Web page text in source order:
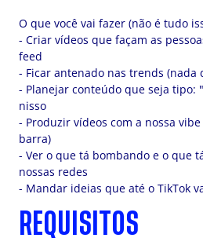
O que você vai fazer (não é tudo
- Criar vídeos que façam as
feed
- Ficar antenado nas trends (nada
- Planejar conteúdo que seja tipo:
nisso
- Produzir vídeos com a nossa
barra)
- Ver o que tá bombando e o que
nossas redes
- Mandar ideias que até o TikTok
REQUISITOS